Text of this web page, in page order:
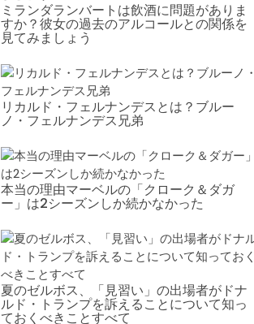
ミランダランバートは飲酒に問題がありま
すか？彼女の過去のアルコールとの関係を
見てみましょう
リカルド・フェルナンデスとは？ブルー
ノ・フェルナンデス兄弟
本当の理由マーベルの「クローク＆ダガ
ー」は2シーズンしか続かなかった
夏のゼルボス、「見習い」の出場者がドナ
ルド・トランプを訴えることについて知っ
ておくべきことすべて